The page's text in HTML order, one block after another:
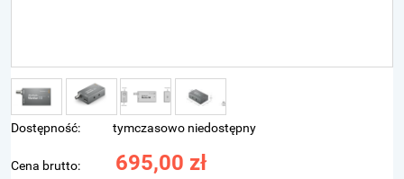
Dostępność: tymczasowo niedostępny
Cena brutto: 695,00 zł